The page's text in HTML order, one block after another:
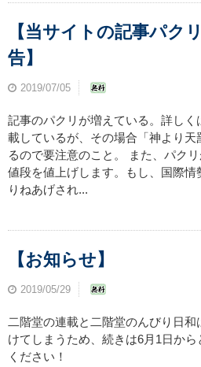
【当サイトの記事パク
告】
2019/07/05
記事のパクリが増えている。詳し
載しているが、その場合「神より
るので要注意のこと。 また、パク
値段を値上げします。もし、国際情
りねあげされ...
【お知らせ】
2019/05/29
二階堂の連載と二階堂のんびり日
けてしまうため、続きは6月1日か
ください！